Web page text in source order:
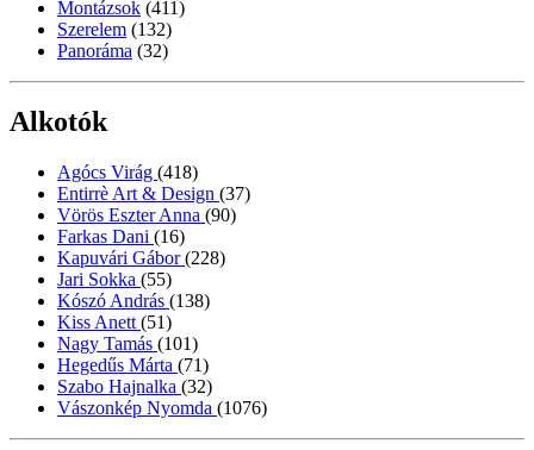
Montázsok (411)
Szerelem (132)
Panoráma (32)
Alkotók
Agócs Virág (418)
Entirrè Art & Design (37)
Vörös Eszter Anna (90)
Farkas Dani (16)
Kapuvári Gábor(228)
Jari Sokka (55)
Kószó András (138)
Kiss Anett (51)
Nagy Tamás (101)
Hegedűs Márta (71)
Szabo Hajnalka (32)
Vászonkép Nyomda (1076)